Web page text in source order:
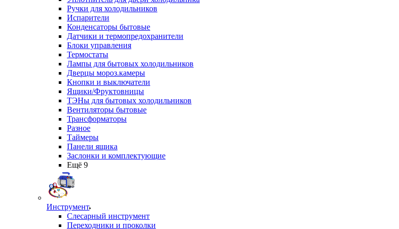
Ручки для холодильников
Испарители
Конденсаторы бытовые
Датчики и термопредохранители
Блоки управления
Термостаты
Лампы для бытовых холодильников
Дверцы мороз.камеры
Кнопки и выключатели
Ящики/Фруктовницы
ТЭНы для бытовых холодильников
Вентиляторы бытовые
Трансформаторы
Разное
Таймеры
Панели ящика
Заслонки и комплектующие
Ещё 9
Инструмент
Слесарный инструмент
Переходники и проколки